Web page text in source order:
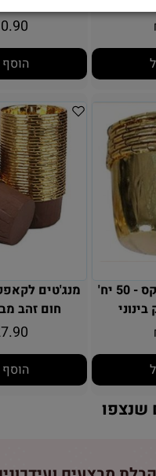
מנג'טים לקאפקייקס - 50 יח'
חום זהב
שנצפו